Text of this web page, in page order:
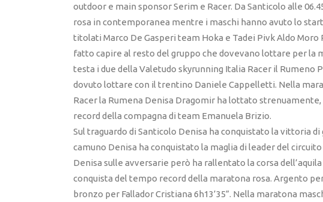
outdoor e main sponsor Serim e Racer. Da Santicolo alle
rosa in contemporanea mentre i maschi hanno avuto lo
titolati Marco De Gasperi team Hoka e Tadei Pivk Aldo
fatto capire al resto del gruppo che dovevano lottare per la
testa i due della Valetudo skyrunning Italia Racer il Rumeno
dovuto lottare con il trentino Daniele Cappelletti. Nella
Racer la Rumena Denisa Dragomir ha lottato
record della compagna di team Emanuela Brizio.
Sul traguardo di Santicolo Denisa ha conquistato la vittoria di
camuno Denisa ha conquistato la maglia di leader del
Denisa sulle avversarie però ha rallentato la corsa
conquista del tempo record della maratona rosa. Argento
bronzo per Fallador Cristiana 6h13’35”. Nella maratona